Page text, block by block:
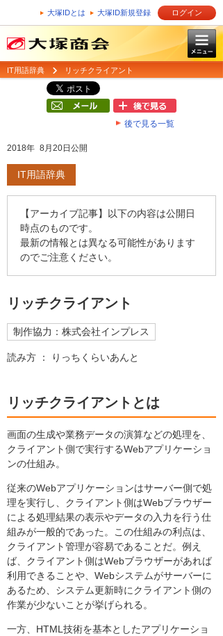
大塚IDとは 大塚ID新規登録 ログイン
IT用語辞典 リッチクライアント
後で見る一覧
2018年 8月20日公開
IT用語辞典
【アーカイブ記事】以下の内容は公開日
時点のものです。
最新の情報とは異なる可能性があります
のでご注意ください。
リッチクライアント
制作協力：株式会社インプレス
読み方 ： りっちくらいあんと
リッチクライアントとは
画面の生成や業務データの演算などの処理を、
クライアント側で実行するWebアプリケーショ
ンの仕組み。
従来のWebアプリケーションはサーバー側で処
理を実行し、クライアント側はWebブラウザー
による処理結果の表示やデータの入力を行う仕
組みが一般的であった。この仕組みの利点は、
クライアント管理が容易であることだ。例え
ば、クライアント側はWebブラウザーがあれば
利用できることや、Webシステムがサーバーに
あるため、システム更新時にクライアント側の
作業が少ないことが挙げられる。
一方、HTML技術を基本としたアプリケーショ